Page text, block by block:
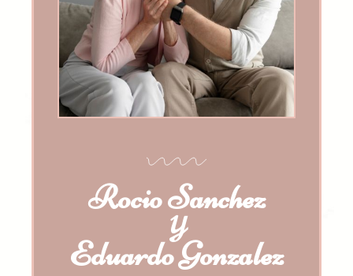
Rocio Sanchez
Y
Eduardo Gonzalez